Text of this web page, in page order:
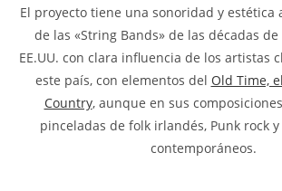
El proyecto tiene una sonoridad y estética
de las «String Bands» de las décadas de
EE.UU. con clara influencia de los artistas
este país, con elementos del Old Time,
Country, aunque en sus
pinceladas de folk irlandés, Punk rock
contemporáneos.